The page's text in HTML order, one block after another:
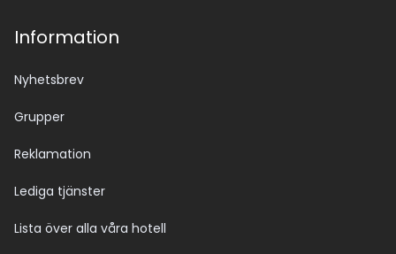
Information
Nyhetsbrev
Grupper
Reklamation
Lediga tjänster
Lista över alla våra hotell